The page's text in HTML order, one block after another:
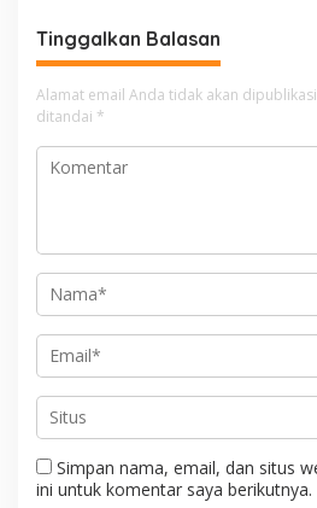
g
a
s
i
p
Tinggalkan Balasan
Alamat email Anda tidak akan
ditandai *
Simpan nama, email, dan situs
ini untuk komentar saya berikutnya.